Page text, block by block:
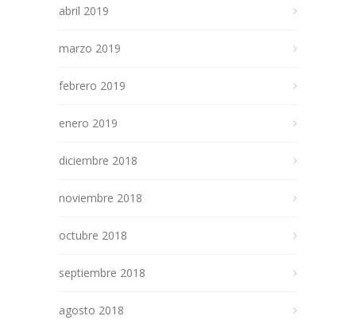
abril 2019
marzo 2019
febrero 2019
enero 2019
diciembre 2018
noviembre 2018
octubre 2018
septiembre 2018
agosto 2018